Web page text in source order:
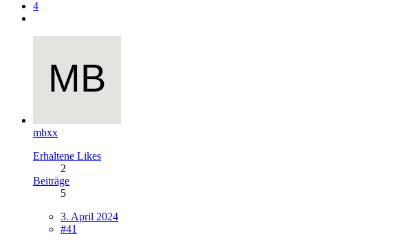
4
mbxx
Erhaltene Likes
2
Beiträge
5
3. April 2024
#41